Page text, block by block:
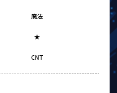
魔法
★
CNT